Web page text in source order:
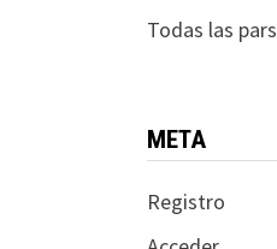
Todas las
META
Registro